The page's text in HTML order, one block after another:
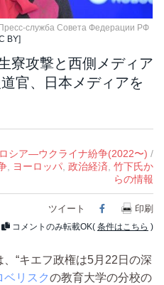
служба Совета Федерации РФ
BY]
寮攻撃と西側メディア
官、日本メディアを
ロシア―ウクライナ紛争(2022〜) /
, ヨーロッパ, 政治経済, 竹下氏か
らの情報
ツイート Facebook
印刷
コメントのみ転載OK( 条件はこちら )
“キエフ政権は5月22日の深
ベリスクの教育大学の分校の